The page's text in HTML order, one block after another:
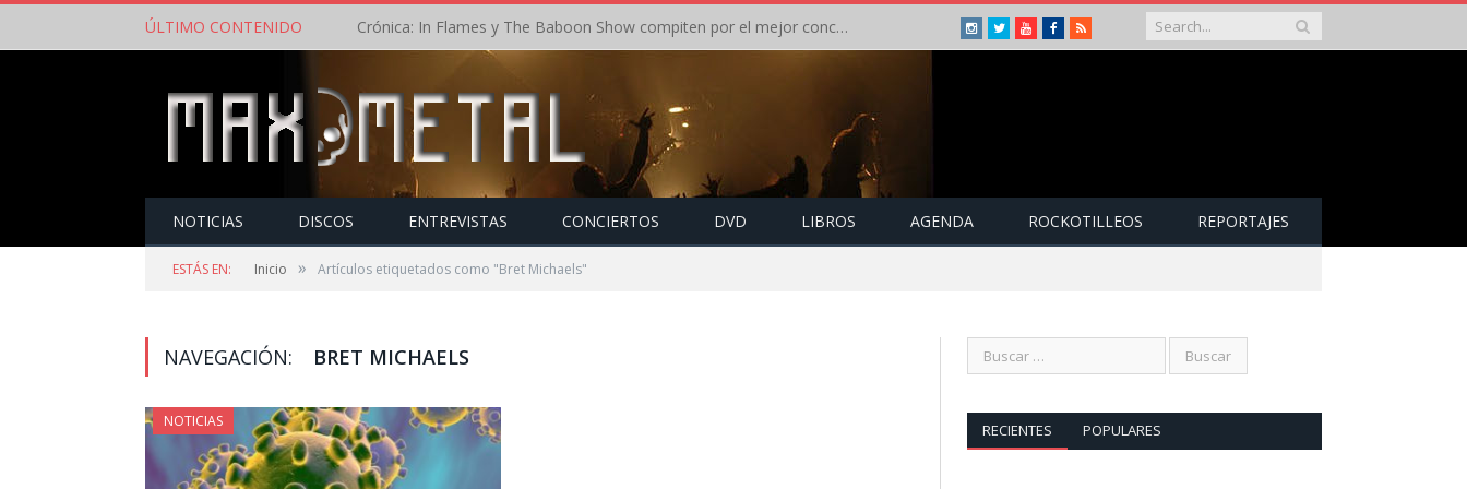
ÚLTIMO CONTENIDO Crónica: In Flames y The Baboon Show compiten por el mejor concierto del día en el Leyendas del Rock – Viernes – Agosto 2026 Instagram
TwitterYoutubeFacebook
RSS
NOTICIAS DISCOS ENTREVISTAS CONCIERTOS DVD LIBROS AGENDA ROCKOTILLEOS REPORTAJES
ESTÁS EN: Inicio » Artículos etiquetados como "Bret Michaels"
NAVEGACIÓN: BRET MICHAELS
NOTICIAS RECIENTES POPULARES